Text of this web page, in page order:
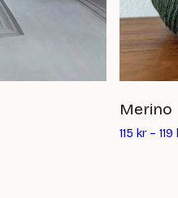
Merino
115 kr – 119